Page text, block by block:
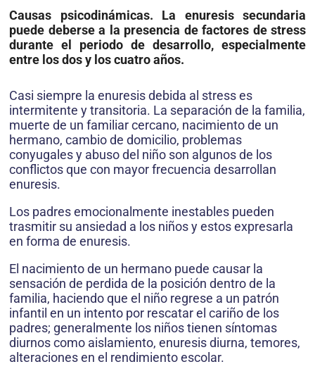
Causas psicodinámicas. La enuresis secundaria
puede deberse a la presencia de factores de stress
durante el periodo de desarrollo, especialmente
entre los dos y los cuatro años.
Casi siempre la enuresis debida al stress es
intermitente y transitoria. La separación de la familia,
muerte de un familiar cercano, nacimiento de un
hermano, cambio de domicilio, problemas
conyugales y abuso del niño son algunos de los
conflictos que con mayor frecuencia desarrollan
enuresis.
Los padres emocionalmente inestables pueden
trasmitir su ansiedad a los niños y estos expresarla
en forma de enuresis.
El nacimiento de un hermano puede causar la
sensación de perdida de la posición dentro de la
familia, haciendo que el niño regrese a un patrón
infantil en un intento por rescatar el cariño de los
padres; generalmente los niños tienen síntomas
diurnos como aislamiento, enuresis diurna, temores,
alteraciones en el rendimiento escolar.